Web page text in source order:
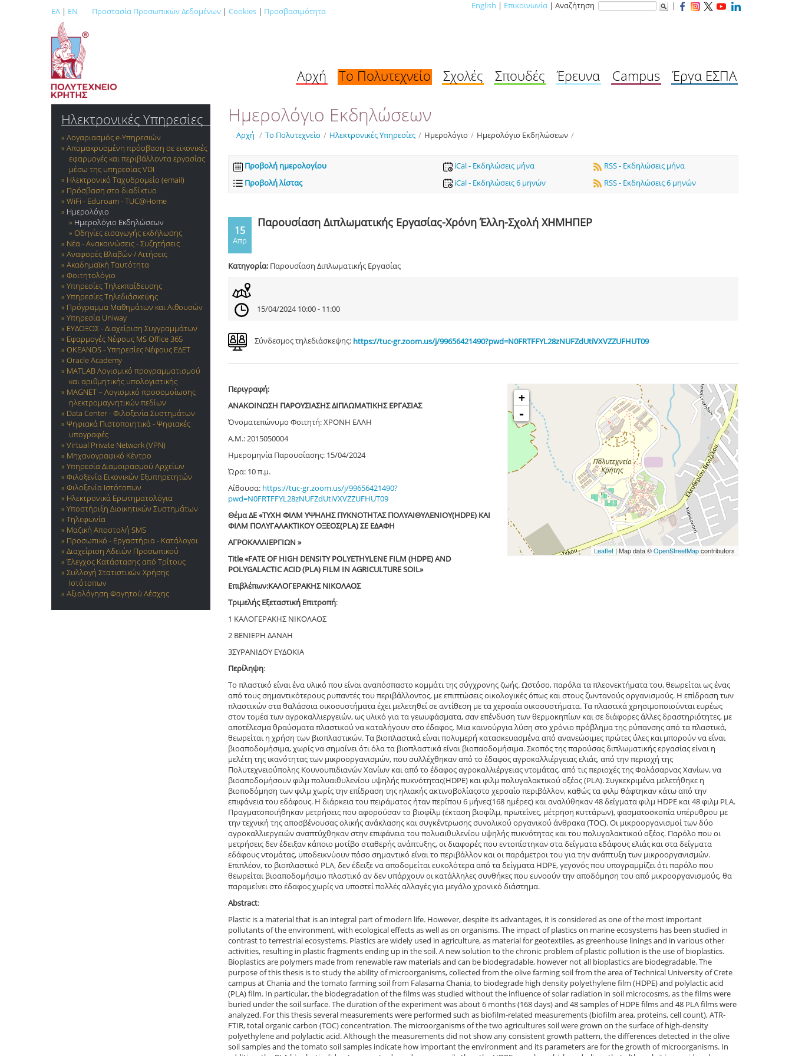
ΕΛ | EN Προστασία Προσωπικών Δεδομένων | Cookies | Προσβασιμότητα
English | Επικοινωνία | Αναζήτηση |
Αρχή Το Πολυτεχνείο Σχολές Σπουδές Έρευνα Campus Έργα ΕΣΠΑ
Ηλεκτρονικές Υπηρεσίες
Λογαριασμός e-Yπηρεσιών
Απομακρυσμένη πρόσβαση σε εικονικές
εφαρμογές και περιβάλλοντα εργασίας
μέσω της υπηρεσίας VDI
Ηλεκτρονικό Ταχυδρομείο (email)
Πρόσβαση στο διαδίκτυο
WiFi - Eduroam - TUC@Home
Ημερολόγιο
Ημερολόγιο Εκδηλώσεων
Οδηγίες εισαγωγής εκδήλωσης
Νέα - Ανακοινώσεις - Συζητήσεις
Αναφορές Βλαβών / Αιτήσεις
Ακαδημαϊκή Ταυτότητα
Φοιτητολόγιο
Υπηρεσίες Τηλεκπαίδευσης
Υπηρεσίες Τηλεδιάσκεψης
Πρόγραμμα Μαθημάτων και Αιθουσών
Υπηρεσία Uniway
ΕΥΔΟΞΟΣ - Διαχείριση Συγγραμμάτων
Εφαρμογές Νέφους MS Office 365
OKEANOS - Υπηρεσίες Νέφους ΕΔΕΤ
Oracle Academy
MATLAB Λογισμικό προγραμματισμού
και αριθμητικής υπολογιστικής
MAGNET – Λογισμικό προσομοίωσης
ηλεκτρομαγνητικών πεδίων
Data Center - Φιλοξενία Συστημάτων
Ψηφιακά Πιστοποιητικά - Ψηφιακές
υπογραφές
Virtual Private Network (VPN)
Μηχανογραφικό Κέντρο
Υπηρεσία Διαμοιρασμού Αρχείων
Φιλοξενία Εικονικών Εξυπηρετητών
Φιλοξενία Ιστότοπων
Ηλεκτρονικά Ερωτηματολόγια
Υποστήριξη Διοικητικών Συστημάτων
Τηλεφωνία
Μαζική Αποστολή SMS
Προσωπικό - Εργαστήρια - Κατάλογοι
Διαχείριση Αδειών Προσωπικού
Έλεγχος Κατάστασης από Τρίτους
Συλλογή Στατιστικών Χρήσης
Ιστότοπων
Αξιολόγηση Φαγητού Λέσχης
Ημερολόγιο Εκδηλώσεων
Αρχή / Το Πολυτεχνείο / Ηλεκτρονικές Υπηρεσίες / Ημερολόγιο / Ημερολόγιο Εκδηλώσεων /
Προβολή ημερολογίου
Προβολή λίστας
iCal - Εκδηλώσεις μήνα
iCal - Εκδηλώσεις 6 μηνών
RSS - Εκδηλώσεις μήνα
RSS - Εκδηλώσεις 6 μηνών
15
Απρ
Παρουσίαση Διπλωματικής Εργασίας-Χρόνη Έλλη-Σχολή ΧΗΜΗΠΕΡ
Κατηγορία: Παρουσίαση Διπλωματικής Εργασίας
15/04/2024 10:00 - 11:00
Σύνδεσμος τηλεδιάσκεψης: https://tuc-gr.zoom.us/j/99656421490?pwd=N0FRTFFYL28zNUFZdUtiVXVZZUFHUT09
+
-
Leaflet| Map data ©OpenStreetMapcontributors
Περιγραφή:
ΑΝΑΚΟΙΝΩΣΗ ΠΑΡΟΥΣΙΑΣΗΣ ΔΙΠΛΩΜΑΤΙΚΗΣ ΕΡΓΑΣΙΑΣ
Όνοματεπώνυμο Φοιτητή: ΧΡΟΝΗ ΕΛΛΗ
Α.Μ.: 2015050004
Ημερομηνία Παρουσίασης: 15/04/2024
Ώρα: 10 π.μ.
Αίθουσα: https://tuc-gr.zoom.us/j/99656421490?
pwd=N0FRTFFYL28zNUFZdUtiVXVZZUFHUT09
Θέμα ΔE «ΤΥΧΗ ΦΙΛΜ ΥΨΗΛΗΣ ΠΥΚΝΟΤΗΤΑΣ ΠΟΛΥΑΙΘΥΛΕΝΙΟΥ(HDPE) ΚΑΙ
ΦΙΛΜ ΠΟΛΥΓΑΛΑΚΤΙΚΟΥ ΟΞΕΟΣ(PLA) ΣΕ ΕΔΑΦΗ
ΑΓΡΟΚΑΛΛΙΕΡΓΙΩΝ »
Title «FATE OF HIGH DENSITY POLYETHYLENE FILM (HDPE) AND
POLYGALACTIC ACID (PLA) FILM IN AGRICULTURE SOIL»
Επιβλέπων:ΚΑΛΟΓΕΡΑΚΗΣ ΝΙΚΟΛΑΟΣ
Τριμελής Εξεταστική Επιτροπή:
1 ΚΑΛΟΓΕΡΑΚΗΣ ΝΙΚΟΛΑΟΣ
2 ΒΕΝΙΕΡΗ ΔΑΝΑΗ
3ΣΥΡΑΝΙΔΟΥ ΕΥΔΟΚΙΑ
Περίληψη:
Το πλαστικό είναι ένα υλικό που είναι αναπόσπαστο κομμάτι της σύγχρονης ζωής. Ωστόσο, παρόλα τα πλεονεκτήματα του, θεωρείται ως ένας
από τους σημαντικότερους ρυπαντές του περιβάλλοντος, με επιπτώσεις οικολογικές όπως και στους ζωντανούς οργανισμούς. Η επίδραση των
πλαστικών στα θαλάσσια οικοσυστήματα έχει μελετηθεί σε αντίθεση με τα χερσαία οικοσυστήματα. Τα πλαστικά χρησιμοποιούνται ευρέως
στον τομέα των αγροκαλλιεργειών, ως υλικό για τα γεωυφάσματα, σαν επένδυση των θερμοκηπίων και σε διάφορες άλλες δραστηριότητες, με
αποτέλεσμα θραύσματα πλαστικού να καταλήγουν στο έδαφος. Μια καινούργια λύση στο χρόνιο πρόβλημα της ρύπανσης από τα πλαστικά,
θεωρείται η χρήση των βιοπλαστικών. Τα βιοπλαστικά είναι πολυμερή κατασκευασμένα από ανανεώσιμες πρώτες ύλες και μπορούν να είναι
βιοαποδομήσιμα, χωρίς να σημαίνει ότι όλα τα βιοπλαστικά είναι βιοπαοδομήσιμα. Σκοπός της παρούσας διπλωματικής εργασίας είναι η
μελέτη της ικανότητας των μικροοργανισμών, που συλλέχθηκαν από το έδαφος αγροκαλλιέργειας ελιάς, από την περιοχή της
Πολυτεχνειούπολης Κουνουπιδιανών Χανίων και από το έδαφος αγροκαλλιέργειας ντομάτας, από τις περιοχές της Φαλάσαρνας Χανίων, να
βιοαποδομήσουν φιλμ πολυαιθυλενίου υψηλής πυκνότητας(HDPE) και φιλμ πολυγαλακτικού οξέος (PLA). Συγκεκριμένα μελετήθηκε η
βιοποδόμηση των φιλμ χωρίς την επίδραση της ηλιακής ακτινοβολίαςστο χερσαίο περιβάλλον, καθώς τα φιλμ θάφτηκαν κάτω από την
επιφάνεια του εδάφους. Η διάρκεια του πειράματος ήταν περίπου 6 μήνες(168 ημέρες) και αναλύθηκαν 48 δείγματα φιλμ HDPE και 48 φιλμ PLA.
Πραγματοποιήθηκαν μετρήσεις που αφορούσαν το βιοφίλμ (έκταση βιοφίλμ, πρωτεΐνες, μέτρηση κυττάρων), φασματοσκοπία υπέρυθρου με
την τεχνική της αποσβένουσας ολικής ανάκλασης και συγκέντρωσης συνολικού οργανικού άνθρακα (TOC). Οι μικροοργανισμοί των δύο
αγροκαλλιεργειών αναπτύχθηκαν στην επιφάνεια του πολυαιθυλενίου υψηλής πυκνότητας και του πολυγαλακτικού οξέος. Παρόλο που οι
μετρήσεις δεν έδειξαν κάποιο μοτίβο σταθερής ανάπτυξης, οι διαφορές που εντοπίστηκαν στα δείγματα εδάφους ελιάς και στα δείγματα
εδάφους ντομάτας, υποδεικνύουν πόσο σημαντικό είναι το περιβάλλον και οι παράμετροι του για την ανάπτυξη των μικροοργανισμών.
Επιπλέον, το βιοπλαστικό PLA, δεν έδειξε να αποδομείται ευκολότερα από τα δείγματα HDPE, γεγονός που υπογραμμίζει ότι παρόλο που
θεωρείται βιοαποδομήσιμο πλαστικό αν δεν υπάρχουν οι κατάλληλες συνθήκες που ευνοούν την αποδόμηση του από μικροοργανισμούς, θα
παραμείνει στο έδαφος χωρίς να υποστεί πολλές αλλαγές για μεγάλο χρονικό διάστημα.
Abstract:
Plastic is a material that is an integral part of modern life. However, despite its advantages, it is considered as one of the most important
pollutants of the environment, with ecological effects as well as on organisms. The impact of plastics on marine ecosystems has been studied in
contrast to terrestrial ecosystems. Plastics are widely used in agriculture, as material for geotextiles, as greenhouse linings and in various other
activities, resulting in plastic fragments ending up in the soil. A new solution to the chronic problem of plastic pollution is the use of bioplastics.
Bioplastics are polymers made from renewable raw materials and can be biodegradable, however not all bioplastics are biodegradable. The
purpose of this thesis is to study the ability of microorganisms, collected from the olive farming soil from the area of Technical University of Crete
campus at Chania and the tomato farming soil from Falasarna Chania, to biodegrade high density polyethylene film (HDPE) and polylactic acid
(PLA) film. In particular, the biodegradation of the films was studied without the influence of solar radiation in soil microcosms, as the films were
buried under the soil surface. The duration of the experiment was about 6 months (168 days) and 48 samples of HDPE films and 48 PLA films were
analyzed. For this thesis several measurements were performed such as biofilm-related measurements (biofilm area, proteins, cell count), ATR-
FTIR, total organic carbon (TOC) concentration. The microorganisms of the two agricultures soil were grown on the surface of high-density
polyethylene and polylactic acid. Although the measurements did not show any consistent growth pattern, the differences detected in the olive
soil samples and the tomato soil samples indicate how important the environment and its parameters are for the growth of microorganisms. In